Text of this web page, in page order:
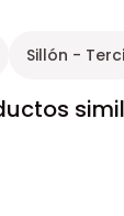
Sillón -